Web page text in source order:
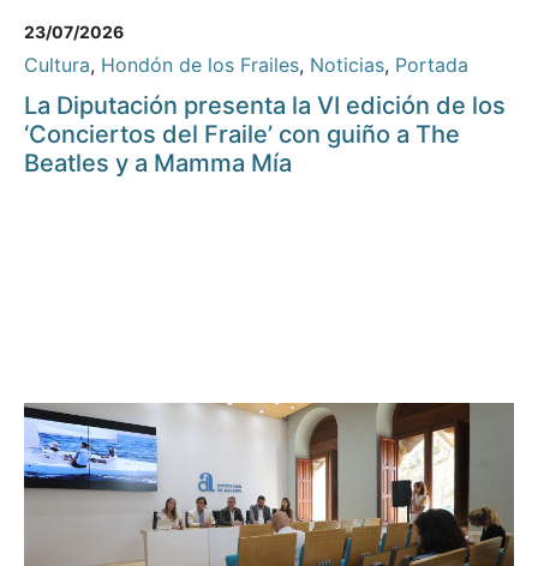
23/07/2026
Cultura, Hondón de los Frailes, Noticias, Portada
La Diputación presenta la VI edición de los
‘Conciertos del Fraile’ con guiño a The
Beatles y a Mamma Mía